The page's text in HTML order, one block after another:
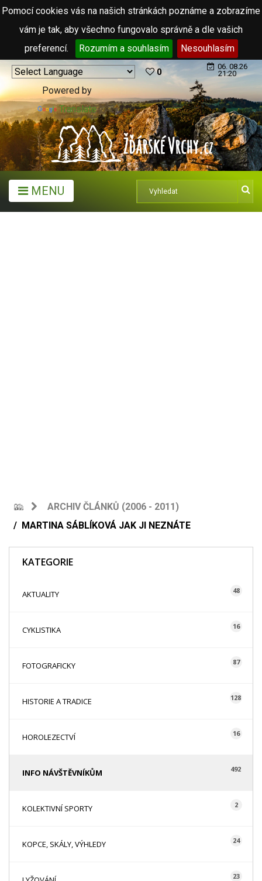
Pomocí cookies vás na našich stránkách poznáme a zobrazíme
vám je tak, aby všechno fungovalo správně a dle vašich
preferencí.
Rozumím a souhlasím Nesouhlasím
Powered by
Translate
0
06. 08.26
21:20
MENU
ARCHIV ČLÁNKŮ (2006 - 2011)
MARTINA SÁBLÍKOVÁ JAK JI NEZNÁTE
KATEGORIE
AKTUALITY 48
CYKLISTIKA 16
FOTOGRAFICKY 87
HISTORIE A TRADICE 128
HOROLEZECTVÍ 16
INFO NÁVŠTĚVNÍKŮM 492
KOLEKTIVNÍ SPORTY 2
KOPCE, SKÁLY, VÝHLEDY 24
23